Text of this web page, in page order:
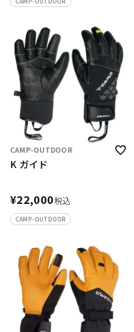
CAMP-OUTDOOR
K ガイド
¥22,000税込
CAMP-OUTDOOR